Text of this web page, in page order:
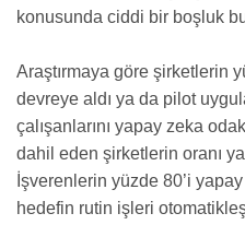
konusunda ciddi bir boşluk
Araştırmaya göre şirketlerin
devreye aldı ya da pilot
çalışanlarını yapay zeka
dahil eden şirketlerin oranı
İşverenlerin yüzde 80’i yapay
hedefin rutin işleri